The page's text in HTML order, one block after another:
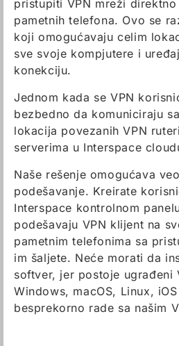
pristupiti VPN mreži
pametnih telefona. Ovo se
koji omogućavaju celim
sve svoje kompjutere i
konekciju.
Jednom kada se VPN
bezbedno da komuniciraju
lokacija povezanih VPN
serverima u Interspace
Naše rešenje omogućava
podešavanje. Kreirate
Interspace kontrolnom
podešavaju VPN klijent na
pametnim telefonima sa
im šaljete. Neće morati da
softver, jer postoje ugrađeni
Windows, macOS, Linux,
besprekorno rade sa našim